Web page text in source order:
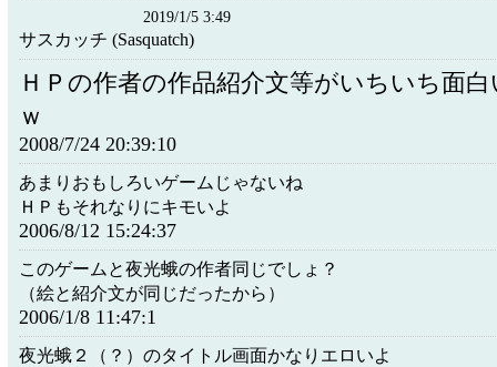
2019/1/5 3:49
サスカッチ (Sasquatch)
ＨＰの作者の作品紹介文等がいちいち面
ｗ
2008/7/24 20:39:10
あまりおもしろいゲームじゃないね
ＨＰもそれなりにキモいよ
2006/8/12 15:24:37
このゲームと夜光蛾の作者同じでしょ？
（絵と紹介文が同じだったから）
2006/1/8 11:47:1
夜光蛾２（？）のタイトル画面かなりエロいよ